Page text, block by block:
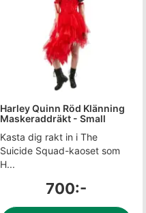
Harley Quinn Röd Klänning
Maskeraddräkt - Small
Kasta dig rakt in i The
Suicide Squad-kaoset som
H...
700:-